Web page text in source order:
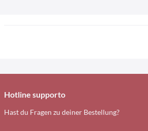
Hotline supporto
Hast du Fragen zu deiner Bestellung?